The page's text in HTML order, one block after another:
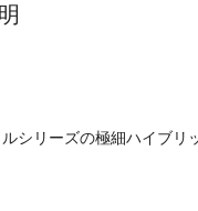
シリーズの極細ハイブリ